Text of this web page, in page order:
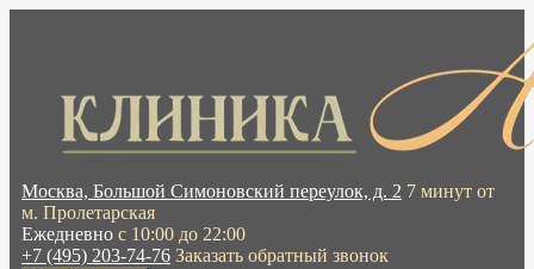
Москва, Большой Симоновский переулок, д. 2 7 минут от
м. Пролетарская
Ежедневно с 10:00 до 22:00
+7 (495) 203-74-76 Заказать обратный звонок